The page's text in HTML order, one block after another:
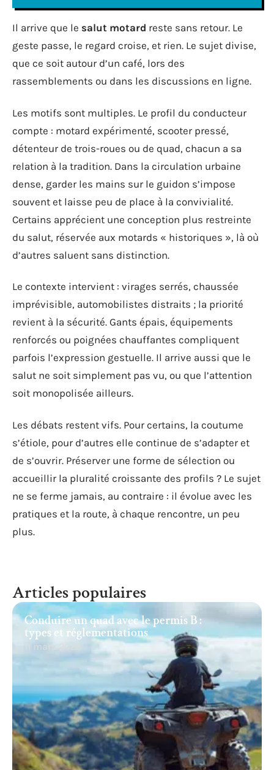
Il arrive que le salut motard reste sans retour. Le
geste passe, le regard croise, et rien. Le sujet divise,
que ce soit autour d’un café, lors des
rassemblements ou dans les discussions en ligne.
Les motifs sont multiples. Le profil du conducteur
compte : motard expérimenté, scooter pressé,
détenteur de trois-roues ou de quad, chacun a sa
relation à la tradition. Dans la circulation urbaine
dense, garder les mains sur le guidon s’impose
souvent et laisse peu de place à la convivialité.
Certains apprécient une conception plus restreinte
du salut, réservée aux motards « historiques », là où
d’autres saluent sans distinction.
Le contexte intervient : virages serrés, chaussée
imprévisible, automobilistes distraits ; la priorité
revient à la sécurité. Gants épais, équipements
renforcés ou poignées chauffantes compliquent
parfois l’expression gestuelle. Il arrive aussi que le
salut ne soit simplement pas vu, ou que l’attention
soit monopolisée ailleurs.
Les débats restent vifs. Pour certains, la coutume
s’étiole, pour d’autres elle continue de s’adapter et
de s’ouvrir. Préserver une forme de sélection ou
accueillir la pluralité croissante des profils ? Le sujet
ne se ferme jamais, au contraire : il évolue avec les
pratiques et la route, à chaque rencontre, un peu
plus.
Articles populaires
Conduire un quad avec le permis B :
types et réglementations
11 mars 2026